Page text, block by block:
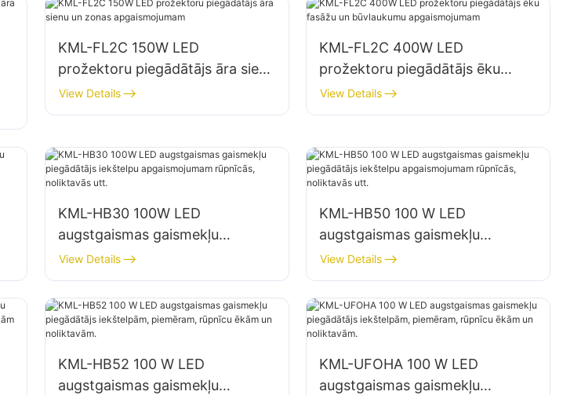
apgaismojumam.
KML-FL2C 150W LED
prožektoru piegādātājs āra sienu
un zonas apgaismojumam
View Details
KML-FL2C 400W LED
prožektoru piegādātājs ēku
fasāžu un būvlaukumu
apgaismojumam
View Details
KML-HB30 100W LED
augstgaismas gaismekļu
piegādātājs iekštelpu
apgaismojumam rūpnīcās,
noliktavās utt.
View Details
KML-HB50 100 W LED
augstgaismas gaismekļu
piegādātājs iekštelpu
apgaismojumam rūpnīcās,
noliktavās utt.
View Details
KML-HB52 100 W LED
augstgaismas gaismekļu
KML-UFOHA 100 W LED
augstgaismas gaismekļu